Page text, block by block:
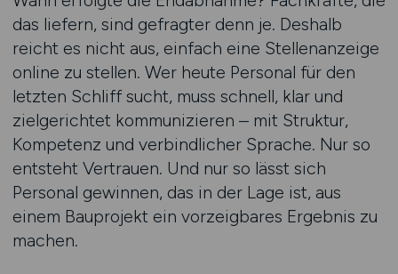
das liefern, sind gefragter denn je. Deshalb
reicht es nicht aus, einfach eine Stellenanzeige
online zu stellen. Wer heute Personal für den
letzten Schliff sucht, muss schnell, klar und
zielgerichtet kommunizieren – mit Struktur,
Kompetenz und verbindlicher Sprache. Nur so
entsteht Vertrauen. Und nur so lässt sich
Personal gewinnen, das in der Lage ist, aus
einem Bauprojekt ein vorzeigbares Ergebnis zu
machen.